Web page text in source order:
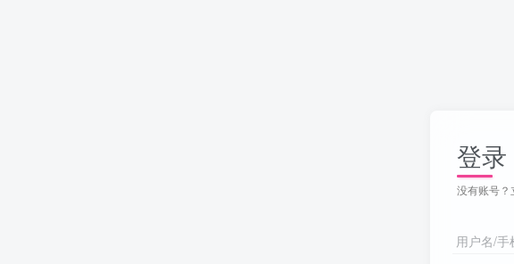
登录
没有账号？
用户名/手